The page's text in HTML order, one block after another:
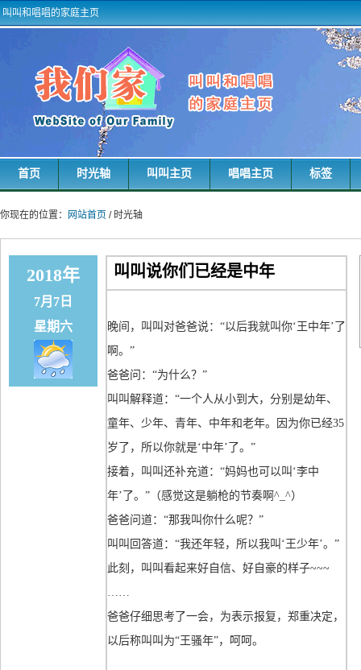
叫叫和唱唱的家庭主页
首页 时光轴 叫叫主页 唱唱主页 标签
你现在的位置： 网站首页 / 时光轴
2018年
7月7日
星期六
叫叫说你们已经是中年
晚间，叫叫对爸爸说：“以后我就叫你‘王中年’了
啊。”
爸爸问：“为什么？”
叫叫解释道：“一个人从小到大，分别是幼年、
童年、少年、青年、中年和老年。因为你已经35
岁了，所以你就是‘中年’了。”
接着，叫叫还补充道：“妈妈也可以叫‘李中
年’了。”（感觉这是躺枪的节奏啊^_^）
爸爸问道：“那我叫你什么呢？”
叫叫回答道：“我还年轻，所以我叫‘王少年’。”
此刻，叫叫看起来好自信、好自豪的样子~~~
……
爸爸仔细思考了一会，为表示报复，郑重决定，
以后称叫叫为“王骚年”，呵呵。